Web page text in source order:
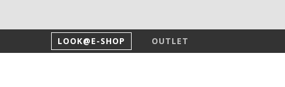
LOOK@E-SHOP OUTLET